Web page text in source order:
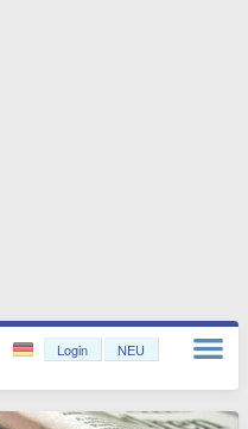
Login NEU